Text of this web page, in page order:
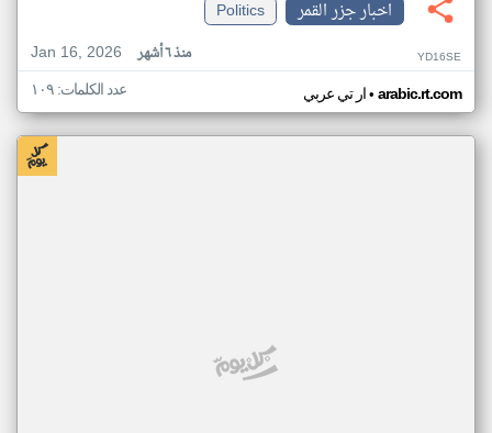
اخبار جزر القمر
Politics
Jan 16, 2026
منذ ٦ أشهر YD16SE
ار تي عربي• arabic.rt.com عدد الكلمات: ١٠٩